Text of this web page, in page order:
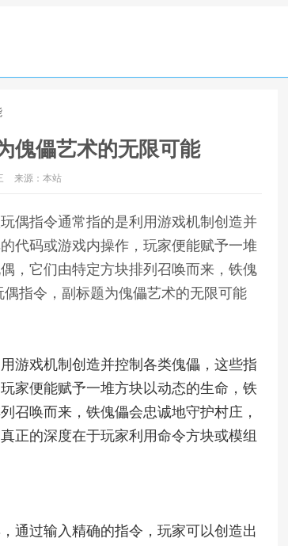
傀儡艺术的无限可能
来源：本站
偶指令通常指的是利用游戏机制创造并
代码或游戏内操作，玩家便能赋予一堆
，它们由特定方块排列召唤而来，铁傀
指令，副标题为傀儡艺术的无限可能
游戏机制创造并控制各类傀儡，这些指
家便能赋予一堆方块以动态的生命，铁
召唤而来，铁傀儡会忠诚地守护村庄，
正的深度在于玩家利用命令方块或模组
通过输入精确的指令，玩家可以创造出